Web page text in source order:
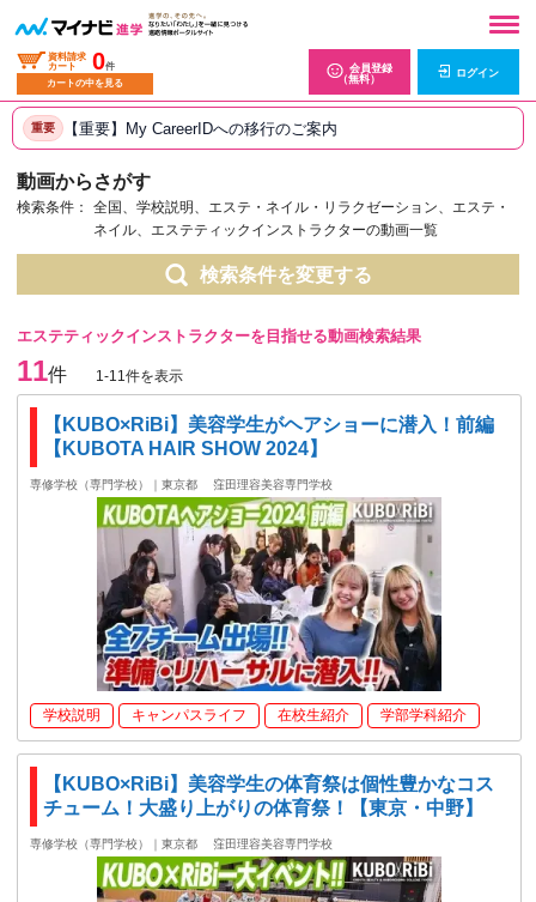
資料請求
カート
0件
カートの中を見る
会員登録
（無料）
ログイン
重要 【重要】My CareerIDへの移行のご案内
動画からさがす
検索条件：
全国、学校説明、エステ・ネイル・リラクゼーション、エステ・
ネイル、エステティックインストラクターの動画一覧
検索条件を変更する
エステティックインストラクターを目指せる動画検索結果
11件 1-11件を表示
【KUBO×RiBi】美容学生がヘアショーに潜入！前編
【KUBOTA HAIR SHOW 2024】
専修学校（専門学校）｜東京都 窪田理容美容専門学校
学校説明 キャンパスライフ 在校生紹介 学部学科紹介
【KUBO×RiBi】美容学生の体育祭は個性豊かなコス
チューム！大盛り上がりの体育祭！【東京・中野】
専修学校（専門学校）｜東京都 窪田理容美容専門学校